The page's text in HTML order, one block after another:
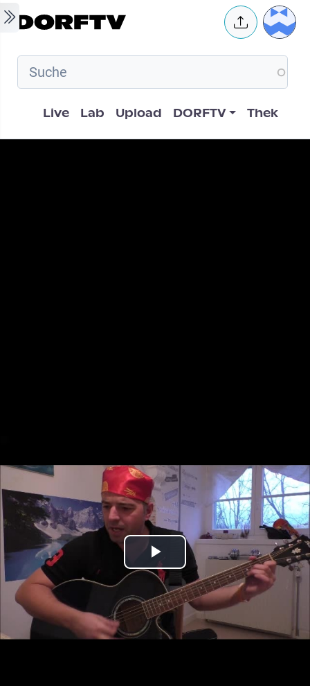
Skip to main content User
Hauptnavigation
Live Lab Upload DORFTV Thek
Play
Video